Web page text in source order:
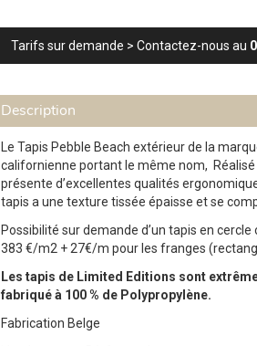
Tarifs sur demande > Contactez-nous au
Description
Le Tapis Pebble Beach extérieur de la
californienne portant le même nom,
présente d’excellentes qualités
tapis a une texture tissée épaisse et se
Possibilité sur demande d’un tapis en
383 €/m2 + 27€/m pour les franges
Les tapis de Limited Editions sont
fabriqué à 100 % de Polypropylène.
Fabrication Belge